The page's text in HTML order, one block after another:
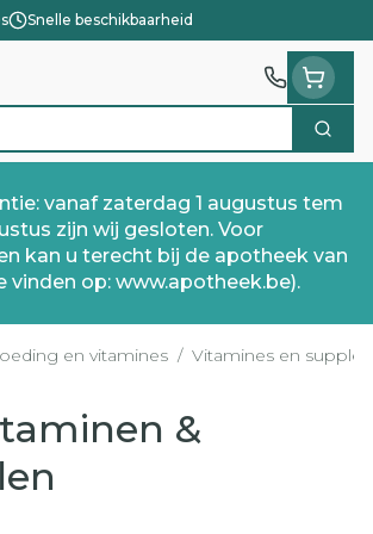
Snelle beschikbaarheid
Zoek
vanaf zaterdag 1 augustus tem
zijn wij gesloten. Voor
kan u terecht bij de apotheek van
vinden op: www.apotheek.be).
en vitamines / Vitamines en
&